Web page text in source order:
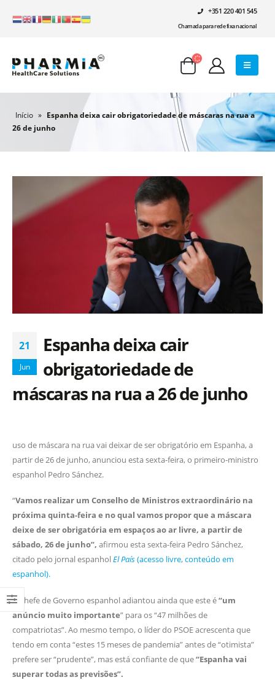
+351 220 401 545
Chamada para rede fixa nacional
Início » Espanha deixa cair obrigatoriedade de máscaras na rua a
26 de junho
21
Jun
Espanha deixa cair
obrigatoriedade de
máscaras na rua a 26 de junho
uso de máscara na rua vai deixar de ser obrigatório em Espanha, a
partir de 26 de junho, anunciou esta sexta-feira, o primeiro-ministro
espanhol Pedro Sánchez.
“Vamos realizar um Conselho de Ministros extraordinário na
próxima quinta-feira e no qual vamos propor que a máscara
deixe de ser obrigatória em espaços ao ar livre, a partir de
sábado, 26 de junho”, afirmou esta sexta-feira Pedro Sánchez,
citado pelo jornal espanholEl País(acesso livre, conteúdo em
espanhol).
O chefe de Governo espanhol adiantou ainda que este é“um
anúncio muito importante” para os “47 milhões de
compatriotas”. Ao mesmo tempo, o líder do PSOE acrescenta que
tendo em conta “estes 15 meses de pandemia” antes de “otimista”
prefere ser “prudente”, mas está confiante de que“Espanha vai
superar todas as previsões”.